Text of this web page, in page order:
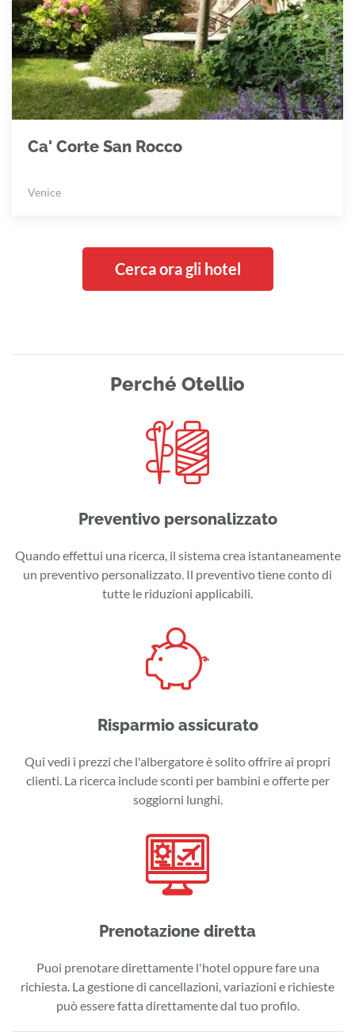
Ca' Corte San Rocco
Venice
Cerca ora gli hotel
Perché Otellio
Preventivo personalizzato
Quando effettui una ricerca, il sistema crea istantaneamente
un preventivo personalizzato. Il preventivo tiene conto di
tutte le riduzioni applicabili.
Risparmio assicurato
Qui vedi i prezzi che l'albergatore è solito offrire ai propri
clienti. La ricerca include sconti per bambini e offerte per
soggiorni lunghi.
Prenotazione diretta
Puoi prenotare direttamente l'hotel oppure fare una
richiesta. La gestione di cancellazioni, variazioni e richieste
può essere fatta direttamente dal tuo profilo.